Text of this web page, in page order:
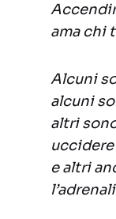
ama chi
Alcuni
alcuni
altri
uccidere
e altri